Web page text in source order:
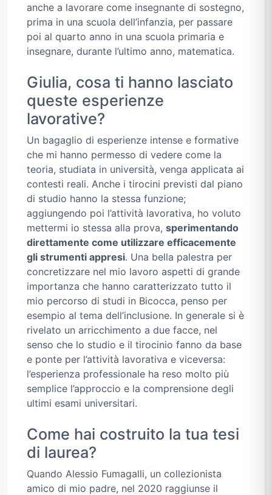
anche a lavorare come insegnante di sostegno,
prima in una scuola dell’infanzia, per passare
poi al quarto anno in una scuola primaria e
insegnare, durante l’ultimo anno, matematica.
Giulia, cosa ti hanno lasciato
queste esperienze
lavorative?
Un bagaglio di esperienze intense e formative
che mi hanno permesso di vedere come la
teoria, studiata in università, venga applicata ai
contesti reali. Anche i tirocini previsti dal piano
di studio hanno la stessa funzione;
aggiungendo poi l’attività lavorativa, ho voluto
mettermi io stessa alla prova, sperimentando
direttamente come utilizzare efficacemente
gli strumenti appresi. Una bella palestra per
concretizzare nel mio lavoro aspetti di grande
importanza che hanno caratterizzato tutto il
mio percorso di studi in Bicocca, penso per
esempio al tema dell’inclusione. In generale si è
rivelato un arricchimento a due facce, nel
senso che lo studio e il tirocinio fanno da base
e ponte per l’attività lavorativa e viceversa:
l’esperienza professionale ha reso molto più
semplice l’approccio e la comprensione degli
ultimi esami universitari.
Come hai costruito la tua tesi
di laurea?
Quando Alessio Fumagalli, un collezionista
amico di mio padre, nel 2020 raggiunse il